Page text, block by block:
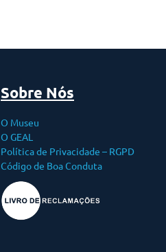
Sobre Nós
O Museu
O GEAL
Política de Privacidade – RGPD
Código de Boa Conduta